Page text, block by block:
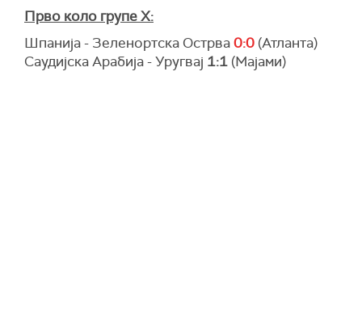
Прво коло групе Х:
Шпанија - Зеленортска Острва0:0 (Атланта)
Саудијска Арабија - Уругвај 1:1 (Мајами)